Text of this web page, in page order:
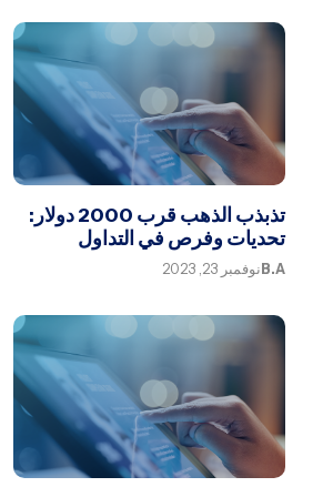
تذبذب الذهب قرب 2000 دولار:
تحديات وفرص في التداول
B.Aنوفمبر 23, 2023